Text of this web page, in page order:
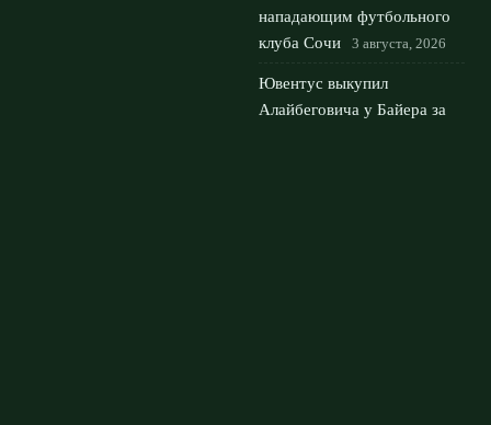
нападающим футбольного
клуба Сочи
3 августа, 2026
Ювентус выкупил
Алайбеговича у Байера за